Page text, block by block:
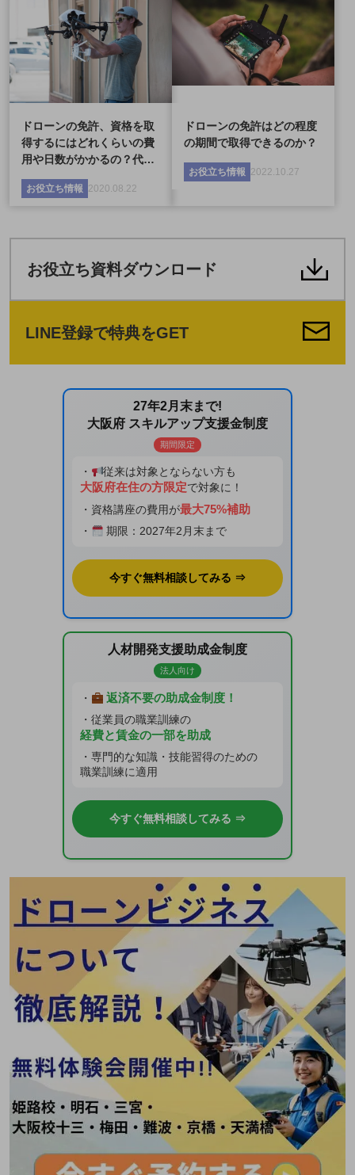
ドローンの免許、資格を取
得するにはどれくらいの費
用や日数がかかるの？代…
お役立ち情報 2020.08.22
ドローンの免許はどの程度
の期間で取得できるのか？
お役立ち情報 2022.10.27
お役立ち資料ダウンロード
LINE登録で特典をGET
27年2月末まで!
大阪府 スキルアップ支援金制度
期間限定
・ 従来は対象とならない方も
大阪府在住の方限定で対象に！
・資格講座の費用が最大75%補助
・ 期限：2027年2月末まで
今すぐ無料相談してみる ⇒
人材開発支援助成金制度
法人向け
・ 返済不要の助成金制度！
・従業員の職業訓練の
経費と賃金の一部を助成
・専門的な知識・技能習得のための
職業訓練に適用
今すぐ無料相談してみる ⇒